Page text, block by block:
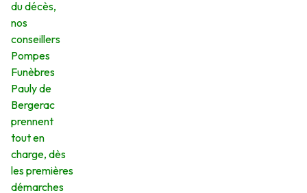
du décès,
nos
conseillers
Pompes
Funèbres
Pauly de
Bergerac
prennent
tout en
charge, dès
les premières
démarches